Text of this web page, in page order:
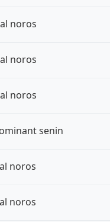
noros
noros
noros
senin
noros
noros